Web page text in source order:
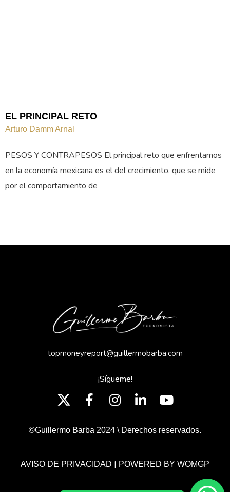
EL PRINCIPAL RETO
Arturo Damm Arnal
PESOS Y CONTRAPESOS El principal reto que enfrentamos
en la economía mexicana es el del crecimiento, que se mide
por el comportamiento de
topmoneyreport@guillermobarba.com
¡Sígueme!
©Guillermo Barba 2024 \ Derechos reservados.
AVISO DE PRIVACIDAD | POWERED BY WOMGP